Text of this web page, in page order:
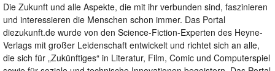
Die Zukunft und alle Aspekte, die mit ihr verbunden sind, faszinieren
und interessieren die Menschen schon immer. Das Portal
diezukunft.de wurde von den Science-Fiction-Experten des Heyne-
Verlags mit großer Leidenschaft entwickelt und richtet sich an alle,
die sich für „Zukünftiges“ in Literatur, Film, Comic und Computerspiel